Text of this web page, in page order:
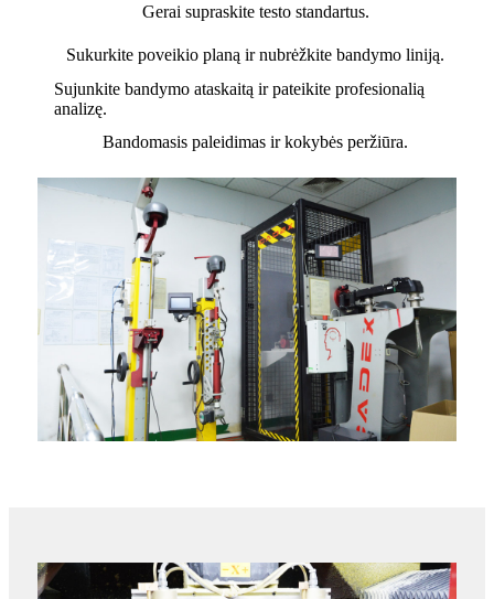
Gerai supraskite testo standartus.
Sukurkite poveikio planą ir nubrėžkite bandymo liniją.
Sujunkite bandymo ataskaitą ir pateikite profesionalią
analizę.
Bandomasis paleidimas ir kokybės peržiūra.